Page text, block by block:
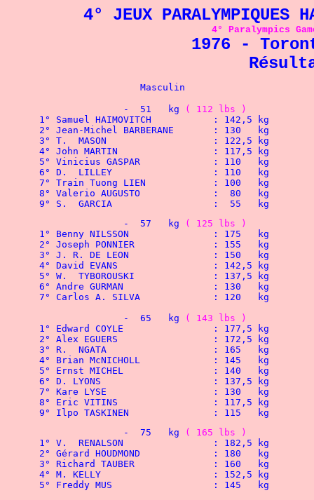
4° JEUX PARALYMPIQUES
4° Paralympics
1976 -
			Masculin
		-  51   kg
( 112 lbs )
1° Samuel HAIMOVITCH		: 142,5 kg
2° Jean-Michel BARBERANE	: 130   kg
3° T.	MASON			: 122,5 kg
4° John MARTIN			: 117,5 kg
5° Vinicius GASPAR		: 110   kg
6° D.	LILLEY			: 110   kg
7° Train Tuong LIEN		: 100   kg
8° Valerio AUGUSTO		:  80   kg
9° S. 	GARCIA			:  55   kg
		-  57   kg
( 125 lbs )
1° Benny NILSSON		: 175   kg
2° Joseph PONNIER		: 155   kg
3° J. R. DE LEON		: 150   kg
4° David EVANS			: 142,5 kg
5° W.	TYBOROUSKI		: 137,5 kg
6° Andre GURMAN		: 130   kg
7° Carlos A. SILVA		: 120   kg
  		-  65   kg
( 143 lbs )
1° Edward COYLE		: 177,5 kg
2° Alex EGUERS			: 172,5 kg
3° R.	NGATA			: 165   kg
4° Brian McNICHOLL		: 145   kg
5° Ernst MICHEL		: 140   kg
6° D. LYONS			: 137,5 kg
7° Kare LYSE			: 130   kg
8° Eric VITINS			: 117,5 kg
9° Ilpo TASKINEN		: 115   kg
		-  75   kg
( 165 lbs )
1° V.	RENALSON		: 182,5 kg
2° Gérard HOUDMOND		: 180   kg
3° Richard TAUBER		: 160   kg
4° M. KELLY			: 152,5 kg
5° Freddy MUS			: 145   kg